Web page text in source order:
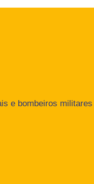
e bombeiros militares